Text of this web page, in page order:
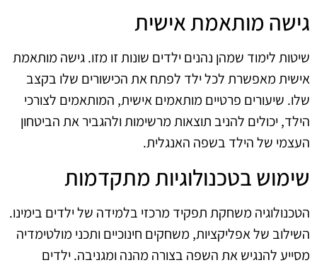
גישה מותאמת אישית
שיטות לימוד שמהן נהנים ילדים שונות זו מזו. גישה מותאמת
אישית מאפשרת לכל ילד לפתח את הכישורים שלו בקצב
שלו. שיעורים פרטיים מותאמים אישית, המותאמים לצורכי
הילד, יכולים להניב תוצאות מרשימות ולהגביר את הביטחון
העצמי של הילד בשפה האנגלית.
שימוש בטכנולוגיות מתקדמות
הטכנולוגיה משחקת תפקיד מרכזי בלמידה של ילדים בימינו.
השילוב של אפליקציות, משחקים חינוכיים ותכני מולטימדיה
מסייע להנגיש את השפה בצורה מהנה ומגניבה. ילדים